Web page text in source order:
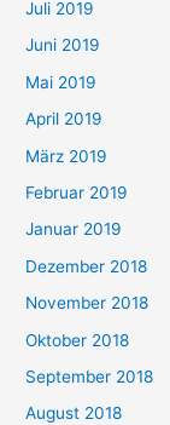
Juli 2019
Juni 2019
Mai 2019
April 2019
März 2019
Februar 2019
Januar 2019
Dezember 2018
November 2018
Oktober 2018
September 2018
August 2018